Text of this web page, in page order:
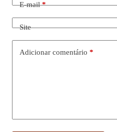
E-mail*
Site
Adicionar comentário *